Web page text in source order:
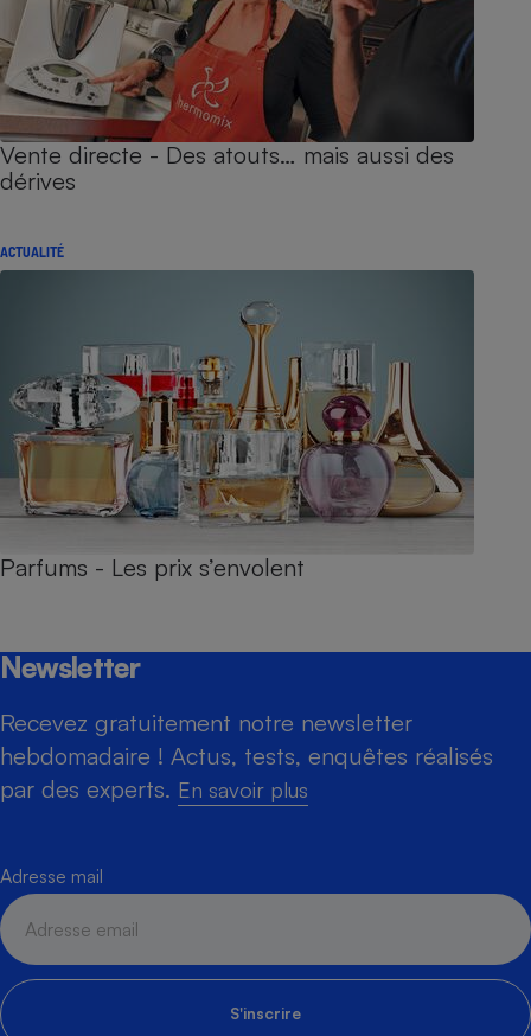
Vente directe - Des atouts… mais aussi des
dérives
ACTUALITÉ
Parfums - Les prix s’envolent
Newsletter
Recevez gratuitement notre newsletter
hebdomadaire ! Actus, tests, enquêtes réalisés
par des experts. En savoir plus
Adresse mail
S'inscrire